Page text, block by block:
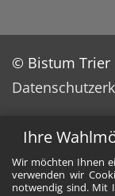
Ihre
Wir möchten Ihnen
verwenden wir
notwendig sind. Mit
© Bistum Trier